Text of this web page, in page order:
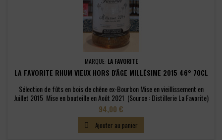
MARQUE: LA FAVORITE
LA FAVORITE RHUM VIEUX HORS D'ÂGE MILLÉSIME 2015 46° 70CL
Sélection de fûts en bois de chêne ex-Bourbon Mise en vieillissement en
Juillet 2015 Mise en bouteille en Août 2021 (Source : Distillerie La Favorite)
Prix
94,00 €
 Ajouter au panier